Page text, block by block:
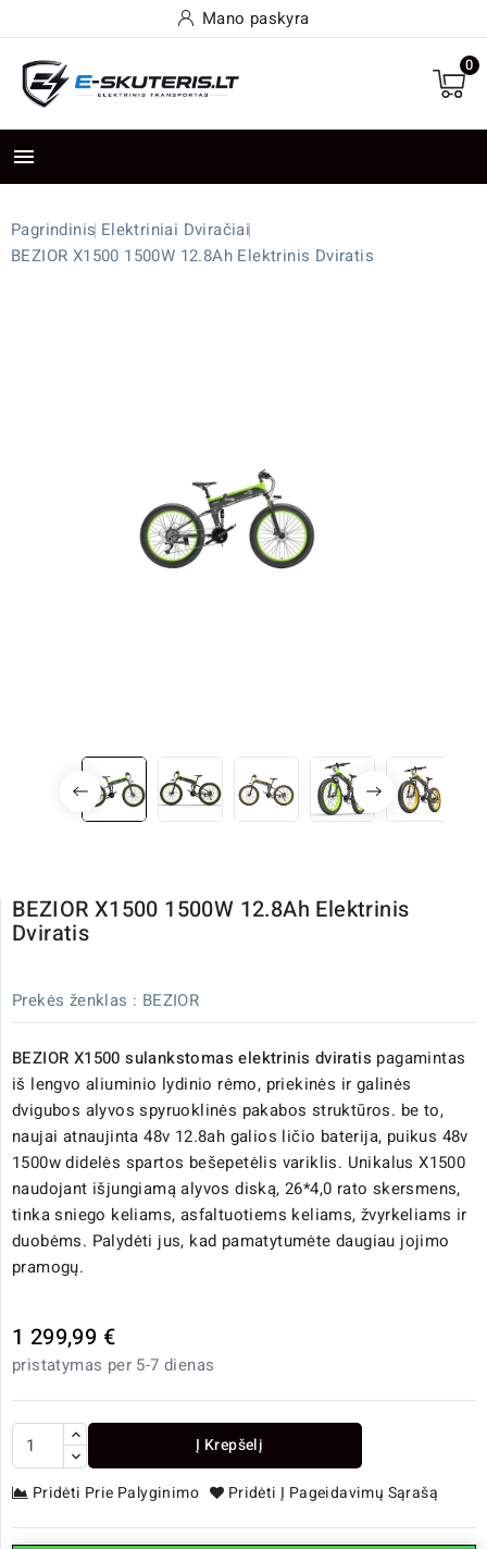
Mano paskyra
0

Pagrindinis Elektriniai Dviračiai
BEZIOR X1500 1500W 12.8Ah Elektrinis Dviratis
BEZIOR X1500 1500W 12.8Ah Elektrinis
Dviratis
Prekės ženklas : BEZIOR
BEZIOR X1500 sulankstomas elektrinis dviratis pagamintas
iš lengvo aliuminio lydinio rėmo, priekinės ir galinės
dvigubos alyvos spyruoklinės pakabos struktūros. be to,
naujai atnaujinta 48v 12.8ah galios ličio baterija, puikus 48v
1500w didelės spartos bešepetėlis variklis. Unikalus X1500
naudojant išjungiamą alyvos diską, 26*4,0 rato skersmens,
tinka sniego keliams, asfaltuotiems keliams, žvyrkeliams ir
duobėms. Palydėti jus, kad pamatytumėte daugiau jojimo
pramogų.
1 299,99 €
pristatymas per 5-7 dienas
Į Krepšelį
Pridėti Prie Palyginimo Pridėti Į Pageidavimų Sąrašą